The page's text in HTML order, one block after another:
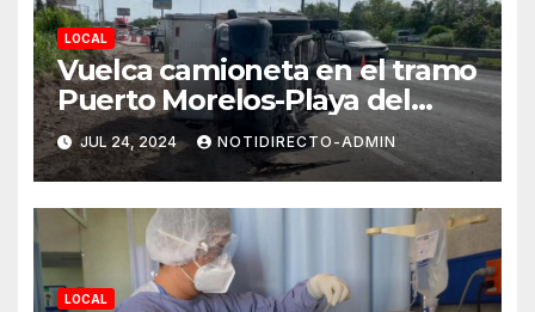
LOCAL
Vuelca camioneta en el tramo
Puerto Morelos-Playa del
Carmen
JUL 24, 2024 NOTIDIRECTO-ADMIN
LOCAL